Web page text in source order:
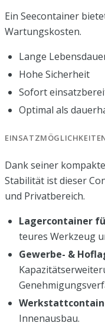
Ein Seecontainer
Wartungskosten.
Lange
Hohe Sicherheit
Sofort
Optimal als
Dank seiner
Stabilität ist dieser
und Privatbereich.
Lagercontainer
teures Werkzeug
Gewerbe- &
Innenausbau.